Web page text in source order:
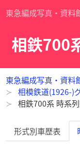
東急編成写真・資料
相鉄700
東急編成写真・資料
相模鉄道(1926-)
相鉄700系 時系
形式別車歴表